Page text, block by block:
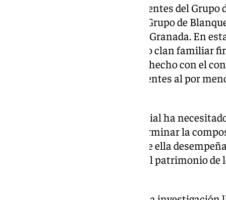
La investigación la iniciaron agentes del Grupo
comisaría de Baza junto con el Grupo de
Provincial de Policía Judicial de Granada. En
centró en un conocido y extenso clan familiar
cual, presuntamente, se habría hecho con el
venta de sustancias estupefacientes al por
La laboriosa investigación policial ha
orientada, por una parte, a determinar la
criminal y el papel que dentro de ella
por otra, a averiguar el origen del patrimonio